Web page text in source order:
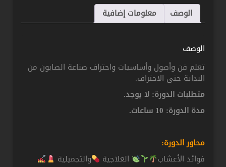
الوصف معلومات إضافية
الوصف
تعلم فن وأصول وأساسيات واحتراف صناعة الصابون من
البداية حتى الاحتراف.
متطلبات الدورة: لا يوجد.
مدة الدورة: 10 ساعات.
محاور الدورة:
فوائد الأعشاب
العلاجية
والتجميلية